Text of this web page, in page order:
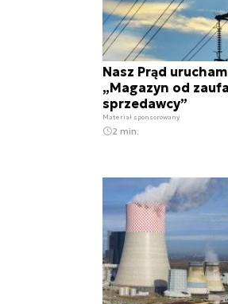
Nasz Prąd
„Magazyn od
sprzedawcy”
Materiał sponsorowany
2 min.